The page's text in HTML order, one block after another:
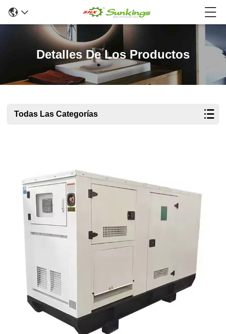
Detalles De Los Productos
Todas Las Categorías